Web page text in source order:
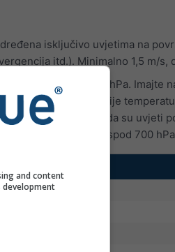
isključivo uvjetima na
itd.). Minimalno 1,5 m/s,
između 700 i 850 hPa. Imajte
zbog advekcije
velik, to ne znači da su uvjeti
završava ispod 700
and content
development